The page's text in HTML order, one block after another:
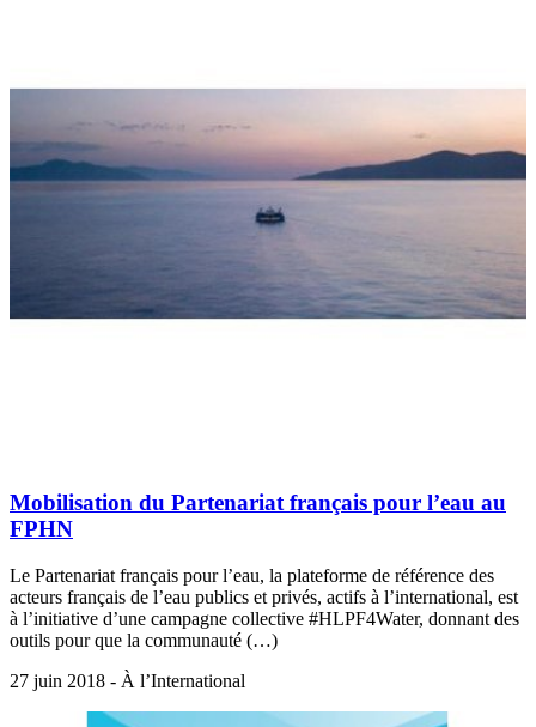
Mobilisation du Partenariat français pour l’eau au
FPHN
Le Partenariat français pour l’eau, la plateforme de référence des
acteurs français de l’eau publics et privés, actifs à l’international, est
à l’initiative d’une campagne collective #HLPF4Water, donnant des
outils pour que la communauté (…)
27 juin 2018 - À l’International